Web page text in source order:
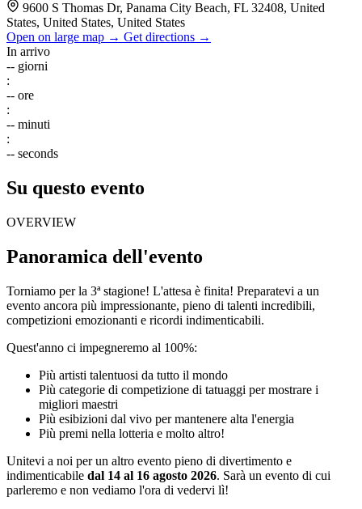
9600 S Thomas Dr, Panama City Beach, FL 32408, United
States, United States, United States
Open on large map → Get directions →
In arrivo
-- giorni
:
-- ore
:
-- minuti
:
-- seconds
Su questo evento
OVERVIEW
Panoramica dell'evento
Torniamo per la 3ª stagione! L'attesa è finita! Preparatevi a un
evento ancora più impressionante, pieno di talenti incredibili,
competizioni emozionanti e ricordi indimenticabili.
Quest'anno ci impegneremo al 100%:
Più artisti talentuosi da tutto il mondo
Più categorie di competizione di tatuaggi per mostrare i
migliori maestri
Più esibizioni dal vivo per mantenere alta l'energia
Più premi nella lotteria e molto altro!
Unitevi a noi per un altro evento pieno di divertimento e
indimenticabile dal 14 al 16 agosto 2026. Sarà un evento di cui
parleremo e non vediamo l'ora di vedervi lì!